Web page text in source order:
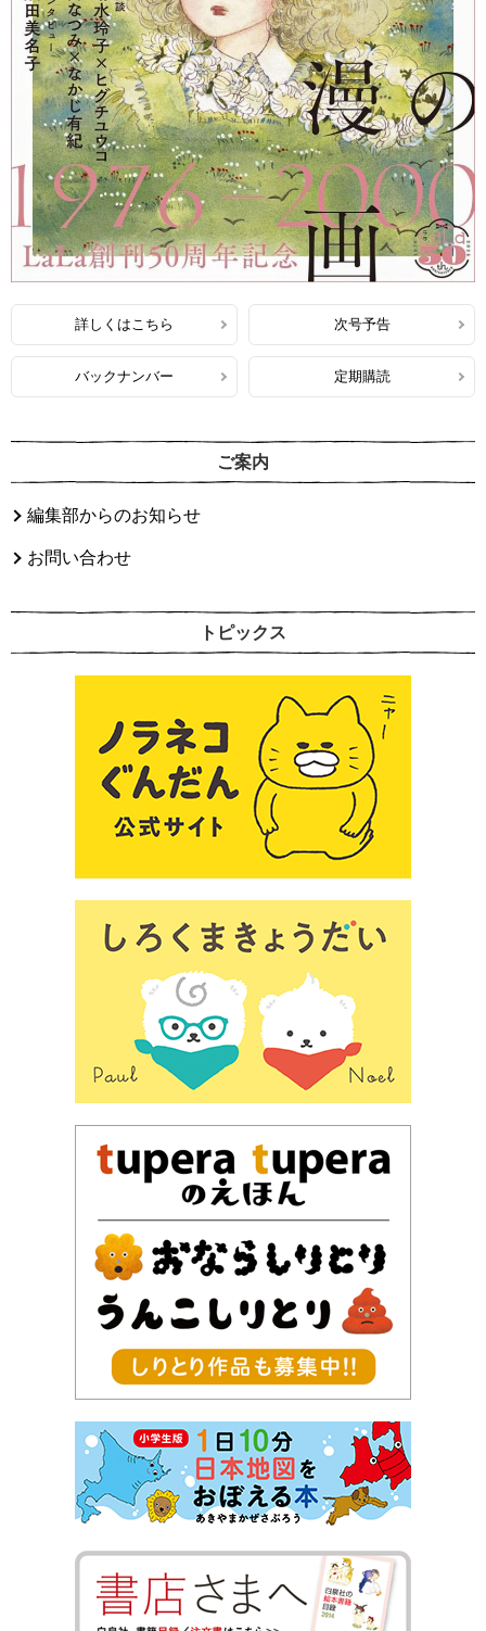
詳しくはこちら 次号予告
バックナンバー 定期購読
ご案内
編集部からのお知らせ
お問い合わせ
トピックス